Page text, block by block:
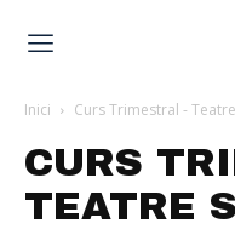
Inici Curs Trimestral -
CURS
TEATRE